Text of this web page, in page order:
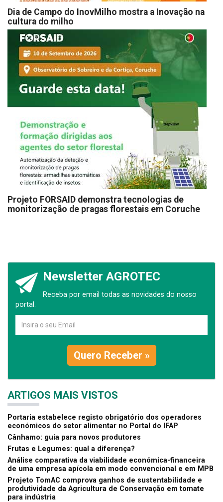
Dia de Campo do InovMilho mostra a Inovação na
cultura do milho
Projeto FORSAID demonstra tecnologias de
monitorização de pragas florestais em Coruche
Newsletter AGROTEC
Receba por email todas as novidades do nosso
portal.
Quero Receber »
ARTIGOS MAIS VISTOS
Portaria estabelece registo obrigatório dos operadores
económicos do setor alimentar no Portal do IFAP
Cânhamo: guia para novos produtores
Frutas e Legumes: qual a diferença?
Análise comparativa da viabilidade económica-financeira
de uma empresa apícola em modo convencional e em MPB
Projeto TomAC comprova ganhos de sustentabilidade e
produtividade da Agricultura de Conservação em tomate
para indústria